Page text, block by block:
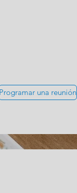
Programar una reunión